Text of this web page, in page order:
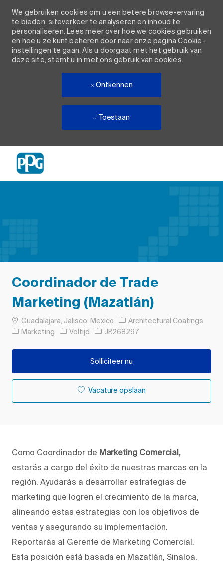
We gebruiken cookies om u een betere browse-ervaring
te bieden, siteverkeer te analyseren en inhoud te
personaliseren. Lees meer over hoe we cookies gebruiken
en hoe u ze kunt beheren door naar onze pagina Cookie-
instellingen te gaan. Als u doorgaat met het gebruik van
deze site, stemt u in met ons gebruik van cookies.
Ontkennen
Toestaan
Coordinador de Trade
Marketing (Mazatlán)
PlaatsGuadalajara, Jalisco, Mexico
Architectural Coatings
Categorie
Marketing Soort baan
Voltijd Taak-ID
JR268297
Solliciteer nu
Vacature opslaan
Como Coordinador de Marketing Comercial,
estarás a cargo del éxito de nuestras marcas en la
región. Ayudarás a desarrollar estrategias de
marketing que logren el crecimiento de la marca,
alineando estas estrategias con los objetivos de
ventas y asegurando su implementación.
Reportarás al Gerente de Marketing Comercial.
Esta posición está basada en Mazatlán, Sinaloa.